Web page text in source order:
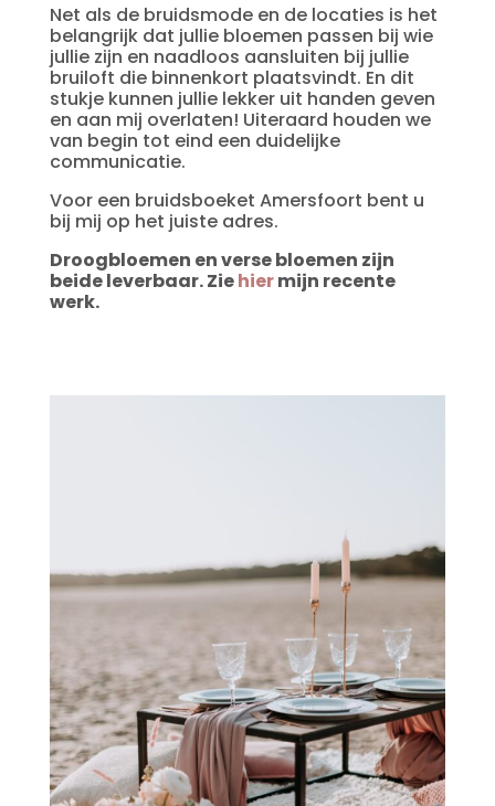
Net als de bruidsmode en de locaties is het
belangrijk dat jullie bloemen passen bij wie
jullie zijn en naadloos aansluiten bij jullie
bruiloft die binnenkort plaatsvindt. En dit
stukje kunnen jullie lekker uit handen geven
en aan mij overlaten! Uiteraard houden we
van begin tot eind een duidelijke
communicatie.
Voor een bruidsboeket Amersfoort bent u
bij mij op het juiste adres.
Droogbloemen en verse bloemen zijn
beide leverbaar. Ziehiermijn recente
werk.